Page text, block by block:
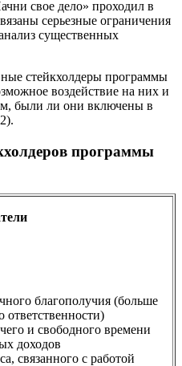
свое дело» проходил в
серьезные ограничения
существенных
стейкхолдеры программы
воздействие на них и
были ли они включены в
программы
благополучия (больше
и свободного времени
доходов
связанного с работой